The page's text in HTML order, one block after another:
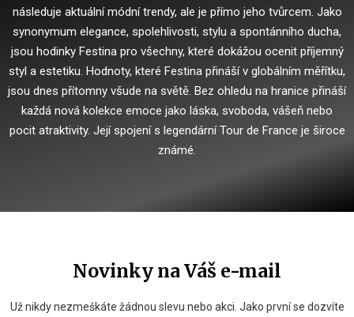
následuje aktuální módní trendy, ale je přímo jeho tvůrcem. Jako
synonymum elegance, spolehlivosti, stylu a spontánního ducha,
jsou hodinky Festina pro všechny, které dokážou ocenit příjemný
styl a estetiku. Hodnoty, které Festina přináší v globálním měřítku,
jsou dnes přítomny všude na světě. Bez ohledu na hranice přináší
každá nová kolekce emoce jako láska, svoboda, vášeň nebo
pocit atraktivity. Její spojení s legendární Tour de France je široce
známé.
Novinky na Váš e-mail
Už nikdy nezmeškáte žádnou slevu nebo akci. Jako první se dozvíte